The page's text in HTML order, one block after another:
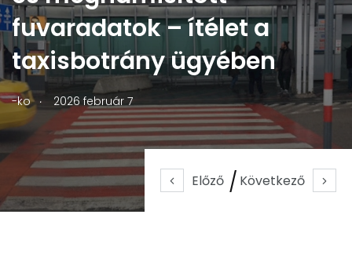
Előző Következő
fuvaradatok – ítélet a
taxisbotrány ügyében
-ko . 2026 február 7